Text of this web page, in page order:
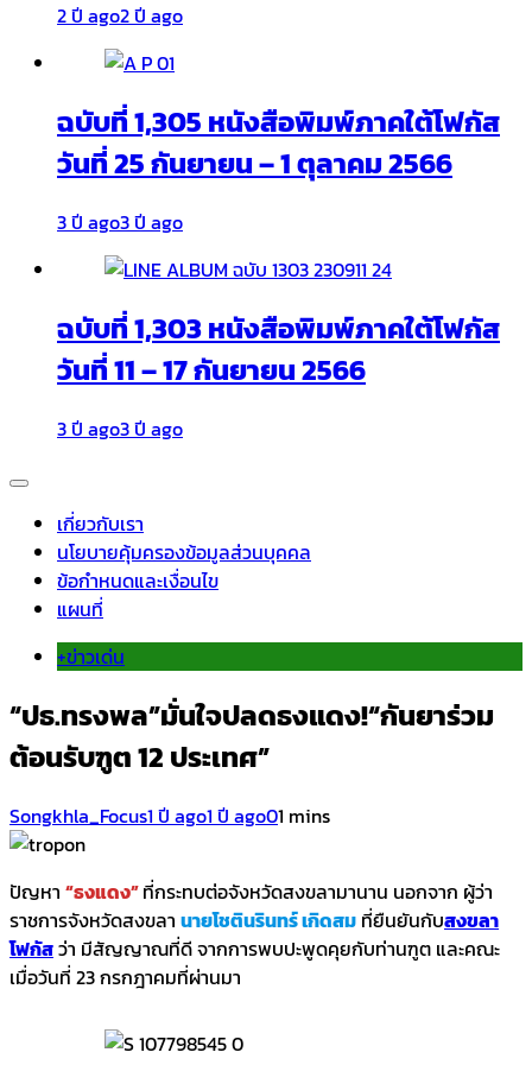
2 ปี ago2 ปี ago
ฉบับที่ 1,305 หนังสือพิมพ์ภาคใต้โฟกัส
วันที่ 25 กันยายน – 1 ตุลาคม 2566
3 ปี ago3 ปี ago
ฉบับที่ 1,303 หนังสือพิมพ์ภาคใต้โฟกัส
วันที่ 11 – 17 กันยายน 2566
3 ปี ago3 ปี ago
เกี่ยวกับเรา
นโยบายคุ้มครองข้อมูลส่วนบุคคล
ข้อกำหนดและเงื่อนไข
แผนที่
+ข่าวเด่น
“ปธ.ทรงพล”มั่นใจปลดธงแดง!“กันยาร่วม
ต้อนรับฑูต 12 ประเทศ”
Songkhla_Focus1 ปี ago1 ปี ago01 mins
ปัญหา “ธงแดง”ที่กระทบต่อจังหวัดสงขลามานาน นอกจาก ผู้ว่า
ราชการจังหวัดสงขลา นายโชตินรินทร์ เกิดสม ที่ยืนยันกับสงขลา
โฟกัสว่า มีสัญญาณที่ดี จากการพบปะพูดคุยกับท่านฑูต และคณะ
เมื่อวันที่ 23 กรกฎาคมที่ผ่านมา